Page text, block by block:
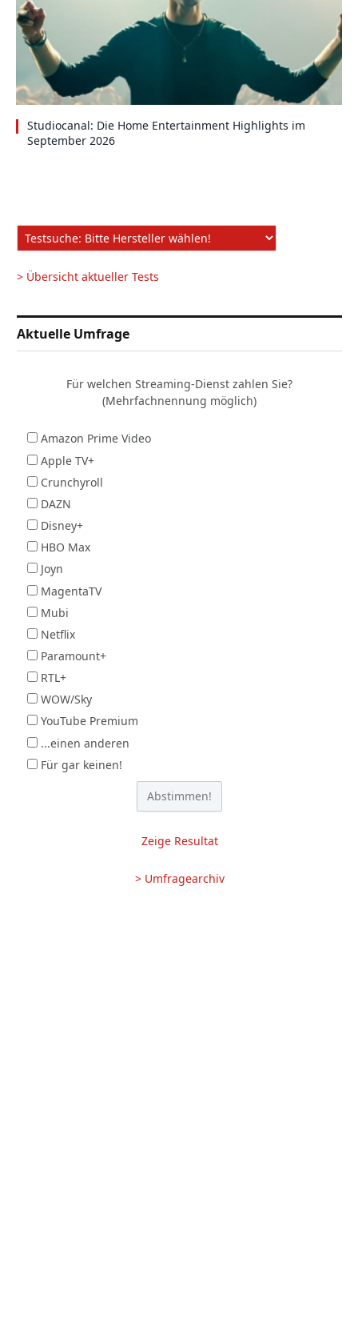
Studiocanal: Die Home Entertainment Highlights im
September 2026
> Übersicht aktueller Tests
Aktuelle Umfrage
Für welchen Streaming-Dienst zahlen Sie?
(Mehrfachnennung möglich)
Amazon Prime Video
Apple TV+
Crunchyroll
DAZN
Disney+
HBO Max
Joyn
MagentaTV
Mubi
Netflix
Paramount+
RTL+
WOW/Sky
YouTube Premium
...einen anderen
Für gar keinen!
Zeige Resultat
> Umfragearchiv